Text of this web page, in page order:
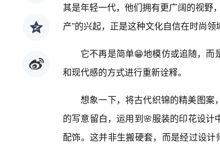
其是年轻一代，他们拥有更广阔的视野
产”的兴起，正是这种文化自信在时尚
它不再是简单😁地模仿或追随，
和现代感的方式进行重新诠释。
想象一下，将古代织锦的精美图案
的写意留白，运用到🌸服装的印花设
配饰。这并非生搬硬套，而是经过设